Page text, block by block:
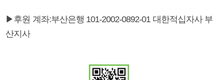
▶후원 계좌:부산은행 101-2002-0892-01 대한적십자사 부
산지사